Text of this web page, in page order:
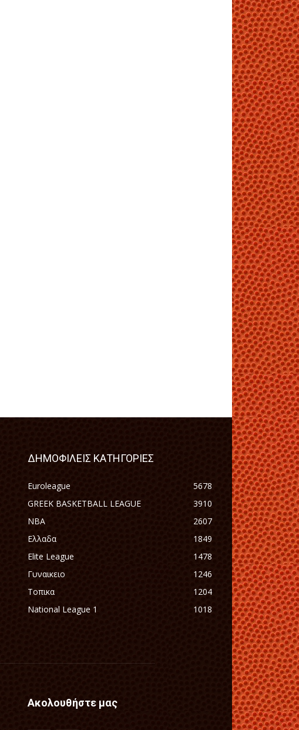
ΔΗΜΟΦΙΛΕΙΣ ΚΑΤΗΓΟΡΙΕΣ
Euroleague
5678
GREEK BASKETBALL LEAGUE
3910
NBA
2607
Ελλαδα
1849
Elite League
1478
Γυναικειο
1246
Τοπικα
1204
National League 1
1018
Ακολουθήστε μας